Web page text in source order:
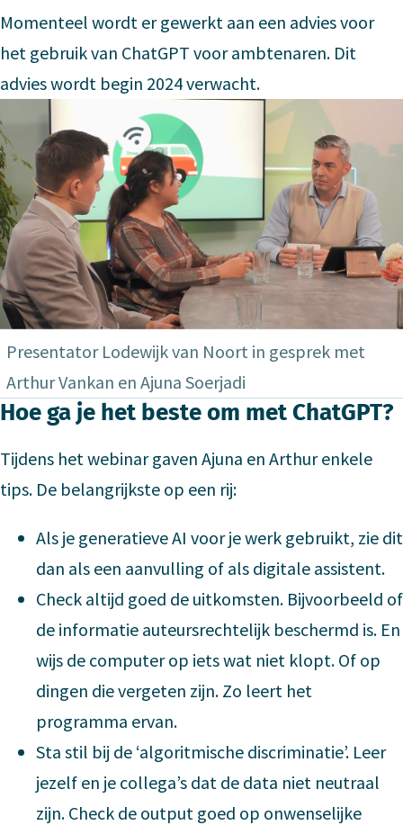
Momenteel wordt er gewerkt aan een advies voor
het gebruik van ChatGPT voor ambtenaren. Dit
advies wordt begin 2024 verwacht.
Presentator Lodewijk van Noort in gesprek met
Arthur Vankan en Ajuna Soerjadi
Hoe ga je het beste om met ChatGPT?
Tijdens het webinar gaven Ajuna en Arthur enkele
tips. De belangrijkste op een rij:
Als je generatieve AI voor je werk gebruikt, zie dit
dan als een aanvulling of als digitale assistent.
Check altijd goed de uitkomsten. Bijvoorbeeld of
de informatie auteursrechtelijk beschermd is. En
wijs de computer op iets wat niet klopt. Of op
dingen die vergeten zijn. Zo leert het
programma ervan.
Sta stil bij de ‘algoritmische discriminatie’. Leer
jezelf en je collega’s dat de data niet neutraal
zijn. Check de output goed op onwenselijke